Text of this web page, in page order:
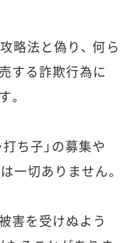
略法と偽り、 何ら
する詐欺行為に
。
ち子」の募集や
一切ありません。
害を受けぬよう